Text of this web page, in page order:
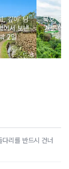
, 깊이’ 담
에서 보낸
2일
묵호, 걸
기는 항
여
리를 반드시 건너